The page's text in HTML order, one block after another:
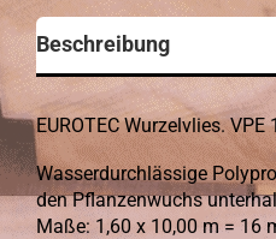
Beschreibung
EUROTEC Wurzelvlies. VPE
Wasserdurchlässige
den Pflanzenwuchs
Maße: 1,60 x 10,00 m = 16